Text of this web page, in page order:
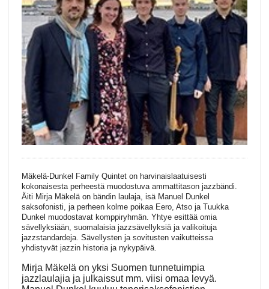
Mäkelä-Dunkel Family Quintet on harvinaislaatuisesti
kokonaisesta perheestä muodostuva ammattitason jazzbändi.
Äiti Mirja Mäkelä on bändin laulaja, isä Manuel Dunkel
saksofonisti, ja perheen kolme poikaa Eero, Atso ja Tuukka
Dunkel muodostavat komppiryhmän. Yhtye esittää omia
sävellyksiään, suomalaisia jazzsävellyksiä ja valikoituja
jazzstandardeja. Sävellysten ja sovitusten vaikutteissa
yhdistyvät jazzin historia ja nykypäivä.
Mirja Mäkelä on yksi Suomen tunnetuimpia
jazzlaulajia ja julkaissut mm. viisi omaa levyä.